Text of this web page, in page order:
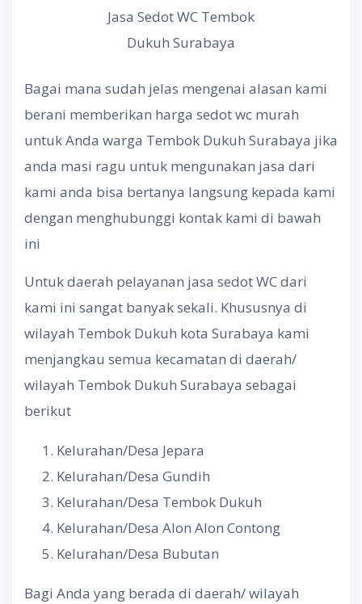
Jasa Sedot WC Tembok
Dukuh Surabaya
Bagai mana sudah jelas mengenai alasan kami
berani memberikan harga sedot wc murah
untuk Anda warga Tembok Dukuh Surabaya jika
anda masi ragu untuk mengunakan jasa dari
kami anda bisa bertanya langsung kepada kami
dengan menghubunggi kontak kami di bawah
ini
Untuk daerah pelayanan jasa sedot WC dari
kami ini sangat banyak sekali. Khususnya di
wilayah Tembok Dukuh kota Surabaya kami
menjangkau semua kecamatan di daerah/
wilayah Tembok Dukuh Surabaya sebagai
berikut
Kelurahan/Desa Jepara
Kelurahan/Desa Gundih
Kelurahan/Desa Tembok Dukuh
Kelurahan/Desa Alon Alon Contong
Kelurahan/Desa Bubutan
Bagi Anda yang berada di daerah/ wilayah